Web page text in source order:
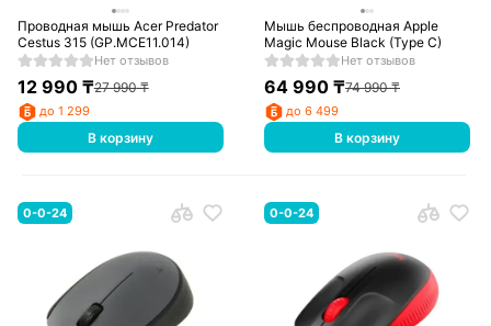
Проводная мышь Acer Predator
Cestus 315 (GP.MCE11.014)
Нет отзывов
12 990₸27 990₸
до 1 299
В корзину
Мышь беспроводная Apple
Magic Mouse Black (Type C)
Нет отзывов
64 990 ₸74 990₸
до 6 499
В корзину
0-0-24 0-0-24